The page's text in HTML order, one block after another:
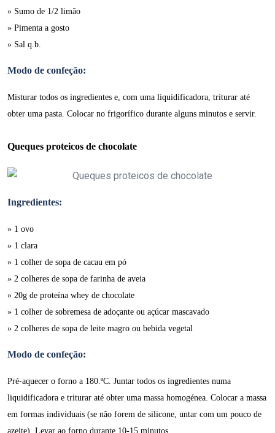
» Sumo de 1/2 limão
» Pimenta a gosto
» Sal q.b.
Modo de confeção:
Misturar todos os ingredientes e, com uma liquidificadora, triturar até
obter uma pasta. Colocar no frigorífico durante alguns minutos e servir.
Queques proteicos de chocolate
Ingredientes:
» 1 ovo
» 1 clara
» 1 colher de sopa de cacau em pó
» 2 colheres de sopa de farinha de aveia
» 20g de proteína whey de chocolate
» 1 colher de sobremesa de adoçante ou açúcar mascavado
» 2 colheres de sopa de leite magro ou bebida vegetal
Modo de confeção:
Pré-aquecer o forno a 180.ºC. Juntar todos os ingredientes numa
liquidificadora e triturar até obter uma massa homogénea. Colocar a massa
em formas individuais (se não forem de silicone, untar com um pouco de
azeite). Levar ao forno durante 10-15 minutos.